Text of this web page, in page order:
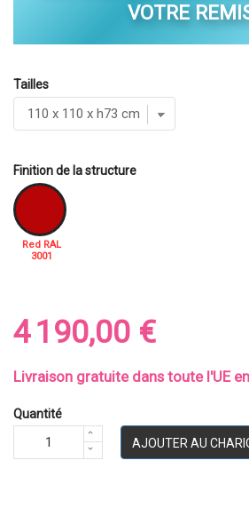
VOTRE
Tailles
Finition de la structure
Red RAL
3001
4 190,00 €
Livraison gratuite dans toute l'UE en
Quantité
AJOUTER AU